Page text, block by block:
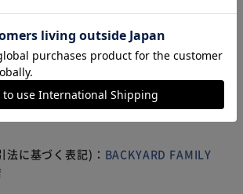
】 開口部はクシュっと閉められる巾着仕
クのシルエットがまるい形に。 【たく
チ幅があり、ポーチなどかさばるアイテ
！通勤通学用にも◎ 【アウトポケット付
のベルトは長時間背負っていて負担に
ン入り。 【ポケット仕様】 メインルー
もっと見る
様を変更する場合がございます。あらか
。
に基づく表記)： BACKYARD FAMILY